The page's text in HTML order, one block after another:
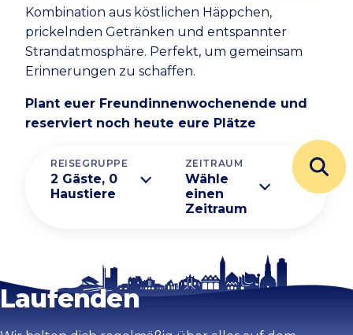
Kombination aus köstlichen Häppchen,
prickelnden Getränken und entspannter
Strandatmosphäre. Perfekt, um gemeinsam
Erinnerungen zu schaffen.
Plant euer Freundinnenwochenende und
reserviert noch heute eure Plätze
REISEGRUPPE
2 Gäste, 0
Haustiere
ZEITRAUM
Wähle
einen
Zeitraum
Bleib auf dem
Laufenden